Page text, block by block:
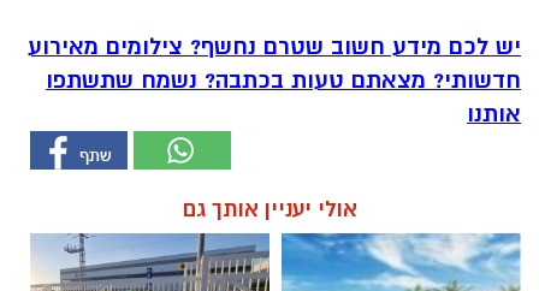
יש לכם מידע חשוב שטרם נחשף? צילומים מאירוע
חדשותי? מצאתם טעות בכתבה? נשמח שתשתפו
אותנו
אולי יעניין אותך גם